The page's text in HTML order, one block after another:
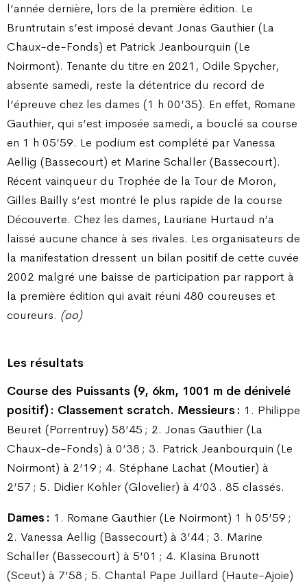
l’année dernière, lors de la première édition. Le
Bruntrutain s’est imposé devant Jonas Gauthier (La
Chaux-de-Fonds) et Patrick Jeanbourquin (Le
Noirmont). Tenante du titre en 2021, Odile Spycher,
absente samedi, reste la détentrice du record de
l’épreuve chez les dames (1 h 00’35). En effet, Romane
Gauthier, qui s’est imposée samedi, a bouclé sa course
en 1 h 05’59. Le podium est complété par Vanessa
Aellig (Bassecourt) et Marine Schaller (Bassecourt).
Récent vainqueur du Trophée de la Tour de Moron,
Gilles Bailly s’est montré le plus rapide de la course
Découverte. Chez les dames, Lauriane Hurtaud n’a
laissé aucune chance à ses rivales. Les organisateurs de
la manifestation dressent un bilan positif de cette cuvée
2002 malgré une baisse de participation par rapport à
la première édition qui avait réuni 480 coureuses et
coureurs. (oo)
Les résultats
Course des Puissants (9, 6km, 1001 m de dénivelé
positif) : Classement scratch. Messieurs : 1. Philippe
Beuret (Porrentruy) 58’45 ; 2. Jonas Gauthier (La
Chaux-de-Fonds) à 0’38 ; 3. Patrick Jeanbourquin (Le
Noirmont) à 2’19 ; 4. Stéphane Lachat (Moutier) à
2’57 ; 5. Didier Kohler (Glovelier) à 4’03 . 85 classés.
Dames : 1. Romane Gauthier (Le Noirmont) 1 h 05’59 ;
2. Vanessa Aellig (Bassecourt) à 3’44 ; 3. Marine
Schaller (Bassecourt) à 5’01 ; 4. Klasina Brunott
(Sceut) à 7’58 ; 5. Chantal Pape Juillard (Haute-Ajoie)